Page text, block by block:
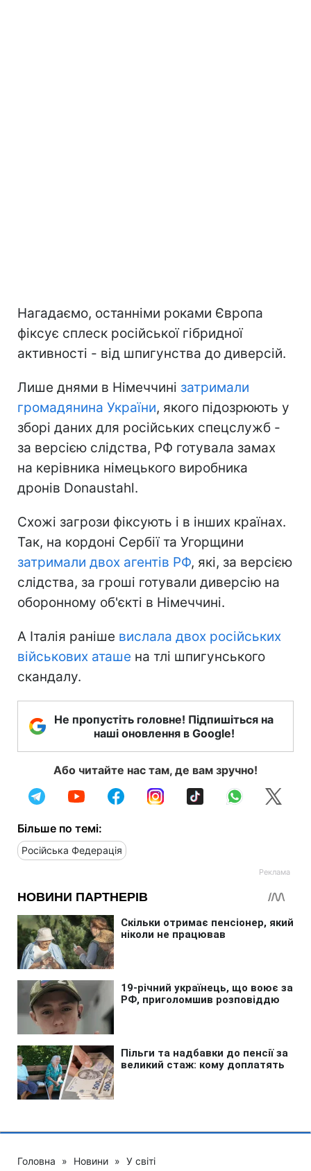
Нагадаємо, останніми роками Європа
фіксує сплеск російської гібридної
активності - від шпигунства до диверсій.
Лише днями в Німеччині затримали
громадянина України, якого підозрюють у
зборі даних для російських спецслужб -
за версією слідства, РФ готувала замах
на керівника німецького виробника
дронів Donaustahl.
Схожі загрози фіксують і в інших країнах.
Так, на кордоні Сербії та Угорщини
затримали двох агентів РФ, які, за версією
слідства, за гроші готували диверсію на
оборонному об'єкті в Німеччині.
А Італія раніше вислала двох російських
військових аташе на тлі шпигунського
скандалу.
Не пропустіть головне! Підпишіться на
наші оновлення в Google!
Або читайте нас там, де вам зручно!
Більше по темі:
Російська Федерація
Головна » Новини » У світі